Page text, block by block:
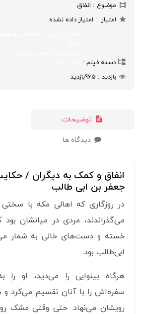
موضوع
انفاق
امتیاز
امتیاز داده نشده
دسته فیلم
بازدید
965بازدید
توضیحات
دیدگاه ها
انفاق و کمک به دیگران /
جعفر بن ابی طالب
در روزگاری که اهالی مکه با سختی
می‌گذراندند، مردی در میانشان
خسته و دست‌های خالی به شمار
ابی‌طالب بود.
هرگاه بینوایی را می‌دید، او را
سفره‌اش را با آنان تقسیم می‌کرد
رویشان می‌نهاد. حتی وقتی مشک